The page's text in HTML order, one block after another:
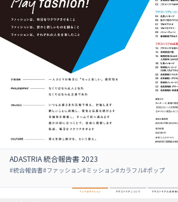
ADASTRIA 統合報告書 2023
#統合報告書#ファッション#ミッション#カラフル#ポップ